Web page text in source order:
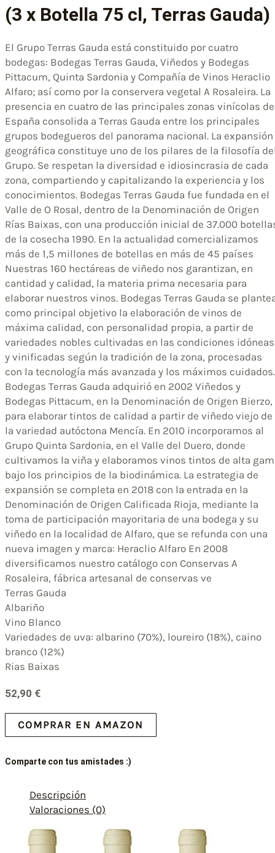
(3 x Botella 75 cl, Terras Gauda)
El Grupo Terras Gauda está constituido por cuatro
bodegas: Bodegas Terras Gauda, Viñedos y Bodegas
Pittacum, Quinta Sardonia y Compañía de Vinos Heraclio
Alfaro; así como por la conservera vegetal A Rosaleira. La
presencia en cuatro de las principales zonas vinícolas de
España consolida a Terras Gauda entre los principales
grupos bodegueros del panorama nacional. La expansión
geográfica constituye uno de los pilares de la filosofía
Grupo. Se respetan la diversidad e idiosincrasia de cada
zona, compartiendo y capitalizando la experiencia y los
conocimientos. Bodegas Terras Gauda fue fundada en el
Valle de O Rosal, dentro de la Denominación de Origen
Rías Baixas, con una producción inicial de 37.000
de la cosecha 1990. En la actualidad comercializamos
más de 1,5 millones de botellas en más de 45 países
Nuestras 160 hectáreas de viñedo nos garantizan, en
cantidad y calidad, la materia prima necesaria para
elaborar nuestros vinos. Bodegas Terras Gauda se
como principal objetivo la elaboración de vinos de
máxima calidad, con personalidad propia, a partir de
variedades nobles cultivadas en las condiciones idóneas
y vinificadas según la tradición de la zona, procesadas
con la tecnología más avanzada y los máximos cuidados.
Bodegas Terras Gauda adquirió en 2002 Viñedos y
Bodegas Pittacum, en la Denominación de Origen Bierzo,
para elaborar tintos de calidad a partir de viñedo viejo de
la variedad autóctona Mencía. En 2010 incorporamos al
Grupo Quinta Sardonia, en el Valle del Duero, donde
cultivamos la viña y elaboramos vinos tintos de alta
bajo los principios de la biodinámica. La estrategia de
expansión se completa en 2018 con la entrada en la
Denominación de Origen Calificada Rioja, mediante la
toma de participación mayoritaria de una bodega y su
viñedo en la localidad de Alfaro, que se refunda con una
nueva imagen y marca: Heraclio Alfaro En 2008
diversificamos nuestro catálogo con Conservas A
Rosaleira, fábrica artesanal de conservas ve
Terras Gauda
Albariño
Vino Blanco
Variedades de uva: albarino (70%), loureiro (18%), caino
branco (12%)
Rias Baixas
52,90 €
COMPRAR EN AMAZON
Comparte con tus amistades :)
Descripción
Valoraciones (0)